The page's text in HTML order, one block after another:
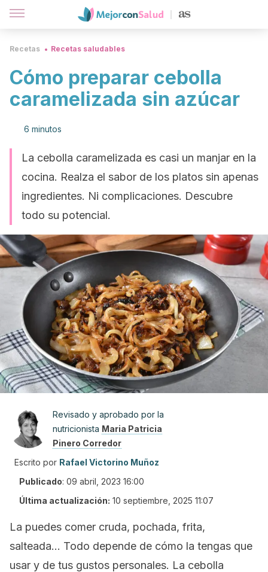
Recetas Recetas saludables
Cómo preparar cebolla
caramelizada sin azúcar
6 minutos
La cebolla caramelizada es casi un manjar en la
cocina. Realza el sabor de los platos sin apenas
ingredientes. Ni complicaciones. Descubre
todo su potencial.
Revisado y aprobado por la
nutricionista Maria Patricia
Pinero Corredor
Escrito por Rafael Victorino Muñoz
Publicado: 09 abril, 2023 16:00
Última actualización: 10 septiembre, 2025 11:07
La puedes comer cruda, pochada, frita,
salteada… Todo depende de cómo la tengas que
usar y de tus gustos personales. La cebolla